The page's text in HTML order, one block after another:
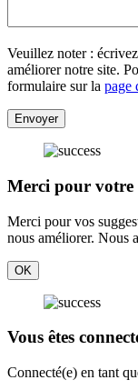
Veuillez noter :
améliorer notre site.
formulaire sur la page
Envoyer
Merci pour votre
Merci pour vos
nous améliorer. Nous
OK
Vous êtes
Connecté(e) en tant